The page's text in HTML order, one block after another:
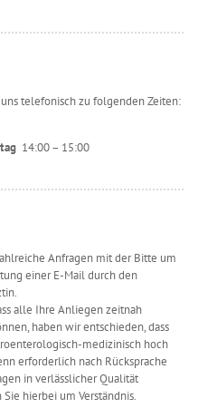
telefonisch zu folgenden Zeiten:
14:00 – 15:00
Anfragen mit der Bitte um
einer E-Mail durch den
alle Ihre Anliegen zeitnah
haben wir entschieden, dass
medizinisch hoch
erforderlich nach Rücksprache
in verlässlicher Qualität
hierbei um Verständnis.